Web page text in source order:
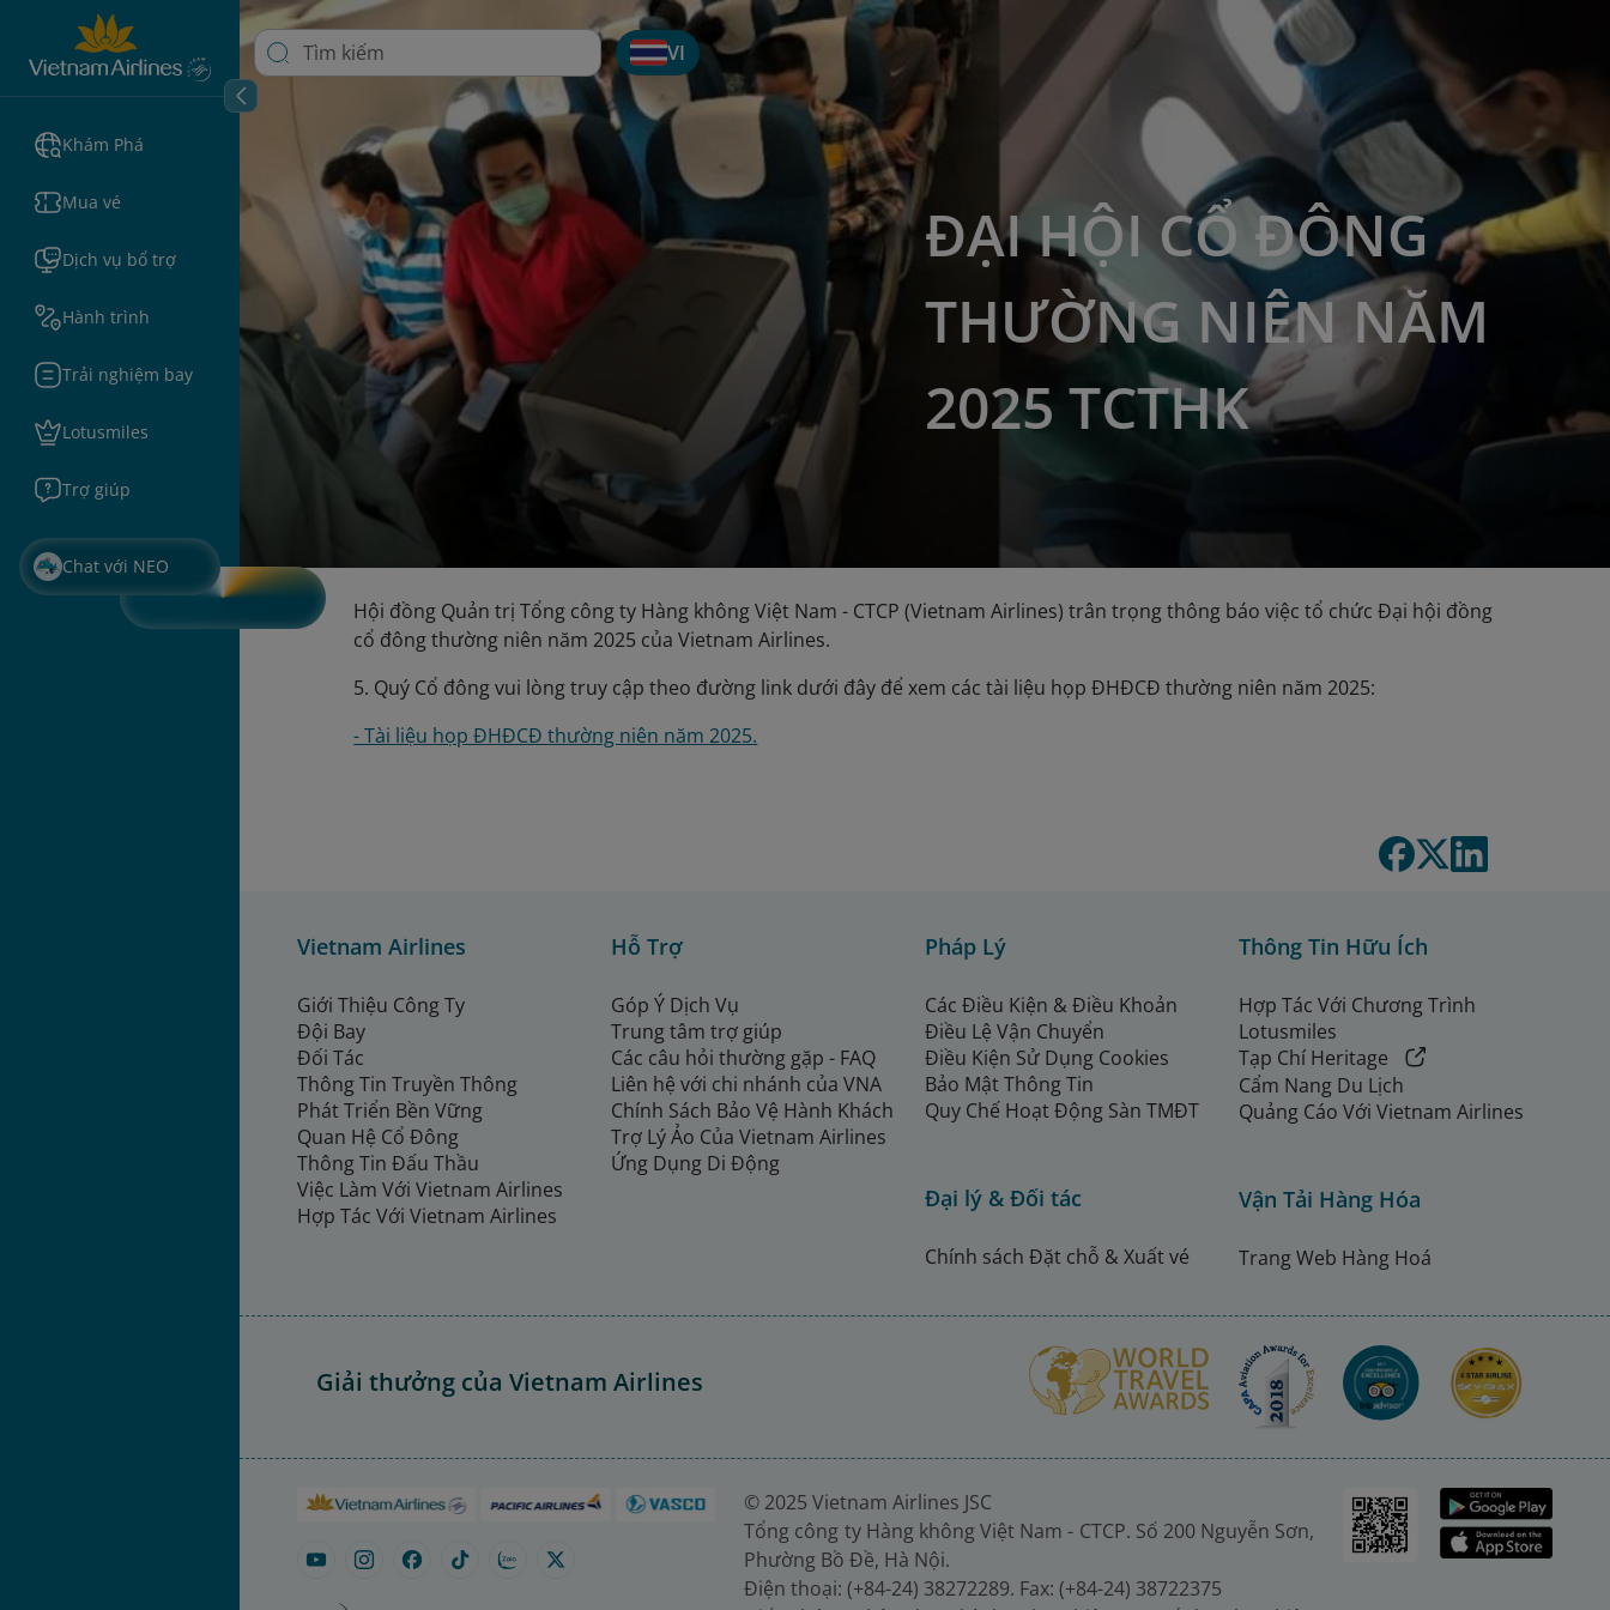
Khám Phá
Mua vé
Dịch vụ bổ trợ
Hành trình
Trải nghiệm bay
Lotusmiles
Trợ giúp
Chat với NEO
VI
ĐẠI HỘI CỔ ĐÔNG
THƯỜNG NIÊN NĂM
2025 TCTHK
Hội đồng Quản trị Tổng công ty Hàng không Việt Nam - CTCP (Vietnam Airlines) trân trọng thông báo việc tổ chức Đại hội đồng
cổ đông thường niên năm 2025 của Vietnam Airlines.
5. Quý Cổ đông vui lòng truy cập theo đường link dưới đây để xem các tài liệu họp ĐHĐCĐ thường niên năm 2025:
- Tài liệu họp ĐHĐCĐ thường niên năm 2025.
Vietnam Airlines
Giới Thiệu Công Ty
Đội Bay
Đối Tác
Thông Tin Truyền Thông
Phát Triển Bền Vững
Quan Hệ Cổ Đông
Thông Tin Đấu Thầu
Việc Làm Với Vietnam Airlines
Hợp Tác Với Vietnam Airlines
Hỗ Trợ
Góp Ý Dịch Vụ
Trung tâm trợ giúp
Các câu hỏi thường gặp - FAQ
Liên hệ với chi nhánh của VNA
Chính Sách Bảo Vệ Hành Khách
Trợ Lý Ảo Của Vietnam Airlines
Ứng Dụng Di Động
Pháp Lý
Các Điều Kiện & Điều Khoản
Điều Lệ Vận Chuyển
Điều Kiện Sử Dụng Cookies
Bảo Mật Thông Tin
Quy Chế Hoạt Động Sàn TMĐT
Đại lý & Đối tác
Chính sách Đặt chỗ & Xuất vé
Thông Tin Hữu Ích
Hợp Tác Với Chương Trình
Lotusmiles
Tạp Chí Heritage
Cẩm Nang Du Lịch
Quảng Cáo Với Vietnam Airlines
Vận Tải Hàng Hóa
Trang Web Hàng Hoá
Giải thưởng của Vietnam Airlines
© 2025 Vietnam Airlines JSC
Tổng công ty Hàng không Việt Nam - CTCP. Số 200 Nguyễn Sơn,
Phường Bồ Đề, Hà Nội.
Điện thoại: (+84-24) 38272289. Fax: (+84-24) 38722375